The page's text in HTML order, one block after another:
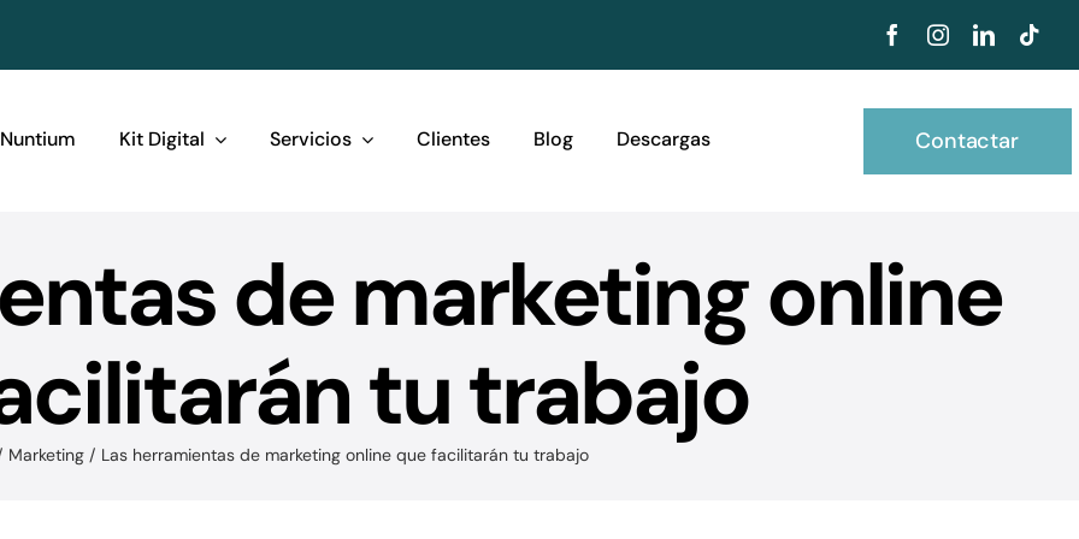
Kit Digital Servicios Clientes Blog Descargas Contactar
de marketing online
tu trabajo
Marketing Las herramientas de marketing online que facilitarán tu trabajo